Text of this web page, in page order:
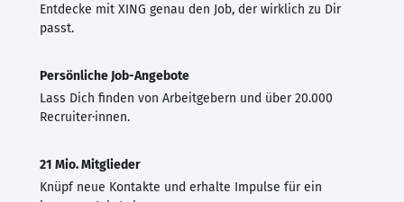
Entdecke mit XING genau den Job, der wirklich zu Dir
passt.
Persönliche Job-Angebote
Lass Dich finden von Arbeitgebern und über 20.000
Recruiter·innen.
21 Mio. Mitglieder
Knüpf neue Kontakte und erhalte Impulse für ein